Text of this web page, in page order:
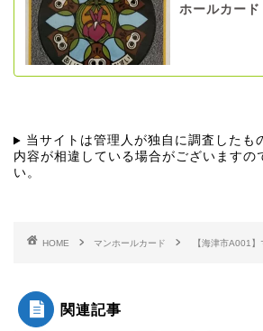
ホールカード
当サイトは管理人が独自に調査したも
内容が相違している場合がございますの
い。
HOME マンホールカード 【海津市A001
関連記事